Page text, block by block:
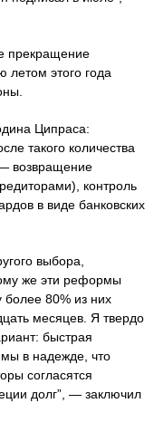
прекращение
летом этого года
Ципраса:
такого количества
возвращение
контроль
в виде банковских
выбора,
же эти реформы
более 80% из них
месяцев. Я твердо
быстрая
в надежде, что
согласятся
долг”, — заключил